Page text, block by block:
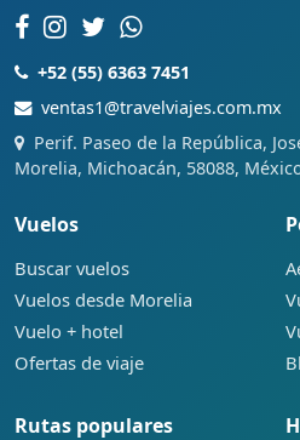
+52 (55) 6363 7451
ventas1@travelviajes.com.mx
Perif. Paseo de la República,
Morelia, Michoacán, 58088,
Vuelos
Buscar vuelos
Vuelos desde Morelia
Vuelo + hotel
Ofertas de viaje
Rutas populares